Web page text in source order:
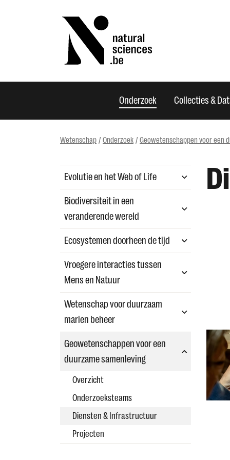
Onderzoek Collecties &
Wetenschap Onderzoek Geowetenschappen voor een
Evolutie en het Web of Life
Biodiversiteit in een
veranderende wereld
Ecosystemen doorheen de tijd
Vroegere interacties tussen
Mens en Natuur
Wetenschap voor duurzaam
marien beheer
Geowetenschappen voor een
duurzame samenleving
Overzicht
Onderzoeksteams
Diensten & Infrastructuur
Projecten